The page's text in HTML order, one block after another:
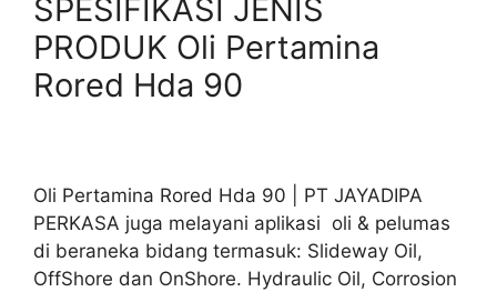
SPESIFIKASI JENIS
PRODUK Oli Pertamina
Rored Hda 90
Oli Pertamina Rored Hda 90 | PT JAYADIPA
PERKASA juga melayani aplikasi oli & pelumas
di beraneka bidang termasuk: Slideway Oil,
OffShore dan OnShore. Hydraulic Oil, Corrosion